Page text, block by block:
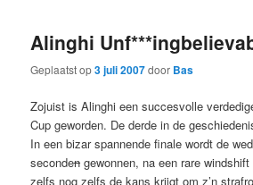
Alinghi
Geplaatst op3 juli 2007door Bas
Zojuist is Alinghi een succesvolle
Cup geworden. De derde in de
In een bizar spannende finale wordt de
seconden gewonnen, na een rare
zelfs nog zelfs de kans krijgt om z’n